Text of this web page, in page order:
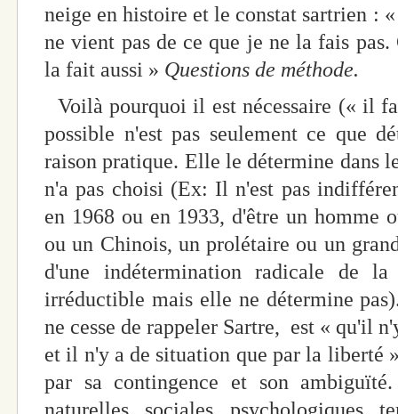
neige en histoire et le constat sartrien :
ne vient pas de ce que je ne la fais
la fait aussi » Questions de méthode.
Voilà pourquoi il est nécessaire (« il
possible n'est pas seulement ce que
raison pratique. Elle le détermine dans
n'a pas choisi (Ex: Il n'est pas
en 1968 ou en 1933, d'être un homme
ou un Chinois, un prolétaire ou un
d'une indétermination radicale de
irréductible mais elle ne détermine
ne cesse de rappeler Sartre, est « qu'il
et il n'y a de situation que par la liberté
par sa contingence et son